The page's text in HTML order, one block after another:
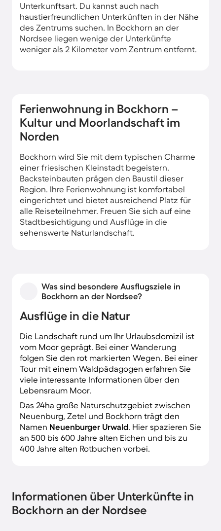
Unterkunftsart. Du kannst auch nach
haustierfreundlichen Unterkünften in der Nähe
des Zentrums suchen. In Bockhorn an der
Nordsee liegen wenige der Unterkünfte
weniger als 2 Kilometer vom Zentrum entfernt.
Ferienwohnung in Bockhorn –
Kultur und Moorlandschaft im
Norden
Bockhorn wird Sie mit dem typischen Charme
einer friesischen Kleinstadt begeistern.
Backsteinbauten prägen den Baustil dieser
Region. Ihre Ferienwohnung ist komfortabel
eingerichtet und bietet ausreichend Platz für
alle Reiseteilnehmer. Freuen Sie sich auf eine
Stadtbesichtigung und Ausflüge in die
sehenswerte Naturlandschaft.
Was sind besondere Ausflugsziele in
Bockhorn an der Nordsee?
Ausflüge in die Natur
Die Landschaft rund um Ihr Urlaubsdomizil ist
vom Moor geprägt. Bei einer Wanderung
folgen Sie den rot markierten Wegen. Bei einer
Tour mit einem Waldpädagogen erfahren Sie
viele interessante Informationen über den
Lebensraum Moor.
Das 24ha große Naturschutzgebiet zwischen
Neuenburg, Zetel und Bockhorn trägt den
Namen Neuenburger Urwald. Hier spazieren Sie
an 500 bis 600 Jahre alten Eichen und bis zu
400 Jahre alten Rotbuchen vorbei.
Informationen über Unterkünfte in
Bockhorn an der Nordsee